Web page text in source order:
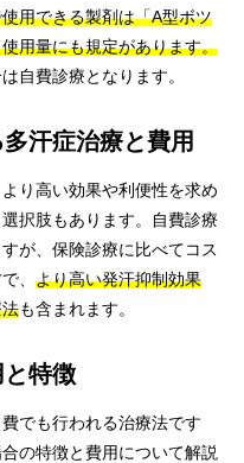
用できる製剤は「A型ボツ
用量にも規定があります。
自費診療となります。
汗症治療と費用
り高い効果や利便性を求め
択肢もあります。自費診療
が、保険診療に比べてコス
、 より高い発汗抑制効果
も含まれます。
特徴
でも行われる治療法です
の特徴と費用について解説